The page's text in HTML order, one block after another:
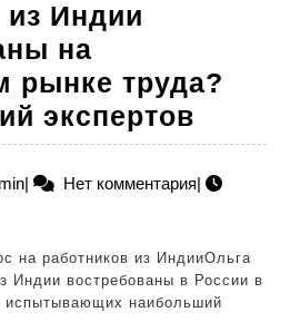
Индии
на
рынке труда?
экспертов
каких
Индии
adminНет комментария
на работников из ИндииОльга
Индии востребованы в России в
испытывающих наибольший